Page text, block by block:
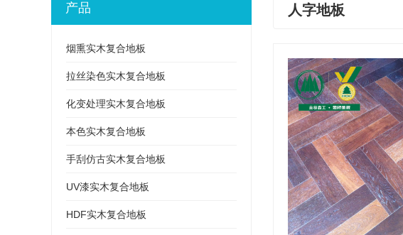
人字地板
产品
烟熏实木复合地板
拉丝染色实木复合地板
化变处理实木复合地板
本色实木复合地板
手刮仿古实木复合地板
UV漆实木复合地板
HDF实木复合地板